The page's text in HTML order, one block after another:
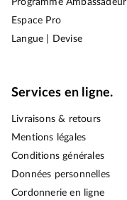
Programme Ambassadeur
Espace Pro
Langue | Devise
Services en ligne.
Livraisons & retours
Mentions légales
Conditions générales
Données personnelles
Cordonnerie en ligne